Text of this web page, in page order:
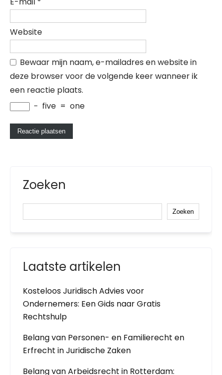
Website
Bewaar mijn naam, e-mailadres en website in
deze browser voor de volgende keer wanneer ik
een reactie plaats.
− five = one
Zoeken
Zoeken
Laatste artikelen
Kosteloos Juridisch Advies voor
Ondernemers: Een Gids naar Gratis
Rechtshulp
Belang van Personen- en Familierecht en
Erfrecht in Juridische Zaken
Belang van Arbeidsrecht in Rotterdam: